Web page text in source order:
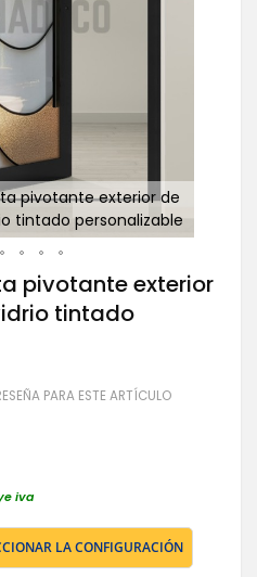
pivotante exterior de
tintado personalizable
pivotante exterior
tintado
PARA ESTE ARTÍCULO
iva
LA CONFIGURACIÓN